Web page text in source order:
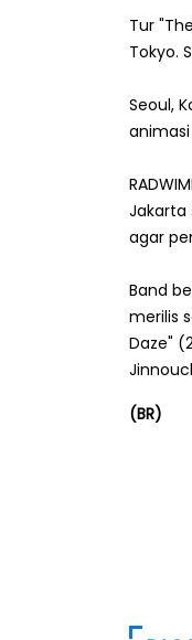
Tur
Tokyo.
Seoul,
Jakarta
agar
Band
merilis
Daze"
(BR)